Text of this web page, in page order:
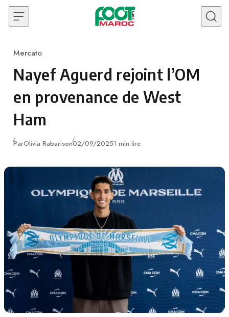
Skip to content
Category
Mercato
Nayef Aguerd rejoint l’OM
en provenance de West
Ham
ParOlivia RabarisonPublié
02/09/20251 min lire